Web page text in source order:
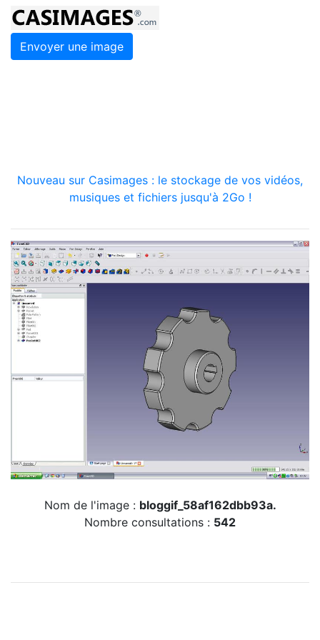
Envoyer une image
Nouveau sur Casimages : le stockage de vos vidéos,
musiques et fichiers jusqu'à 2Go !
Nom de l'image : bloggif_58af162dbb93a.
Nombre consultations : 542